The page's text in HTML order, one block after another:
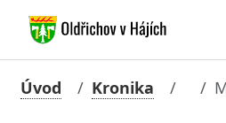
Úvod Kronika